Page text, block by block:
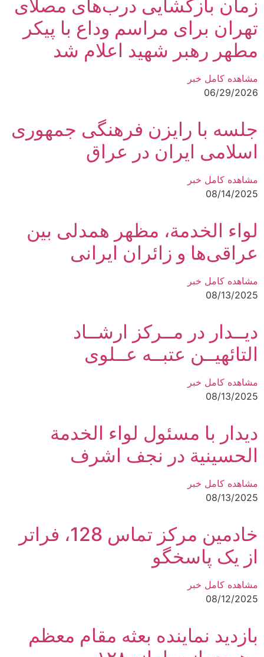
زمان بازگشایی درب‌های مصلای
تهران برای مراسم وداع با پیکر
مطهر رهبر شهید اعلام شد
مشاهده کامل خبر
06/29/2026
جلسه با رایزن فرهنگی جمهوری
اسلامی ایران در عراق
مشاهده کامل خبر
08/14/2025
لواء الخدمة، مظهر همدلی بین
عراقی‌ها و زائران ایرانی
مشاهده کامل خبر
08/13/2025
دیــدار در مــرکز ارشــاد
التائهیــن عتبــه عــلوی
مشاهده کامل خبر
08/13/2025
دیدار با مسئول لواء الخدمة
الحسينية در نجف اشرف
مشاهده کامل خبر
08/13/2025
خادمین مرکز تماس 128، فراتر
از یک پاسخگو
مشاهده کامل خبر
08/12/2025
بازدید نماینده بعثه مقام معظم